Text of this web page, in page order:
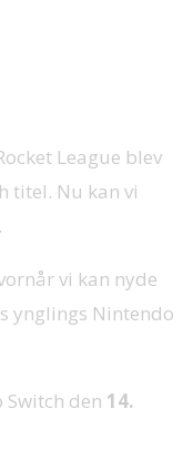
League blev
titel. Nu kan vi
vi kan nyde
ynglings Nintendo
Switch den 14.